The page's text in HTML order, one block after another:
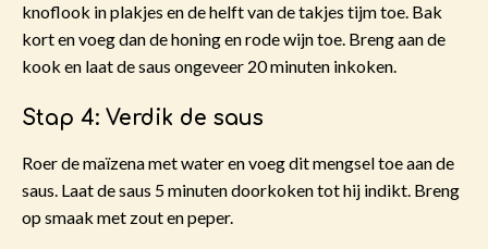
knoflook in plakjes en de helft van de takjes tijm toe. Bak
kort en voeg dan de honing en rode wijn toe. Breng aan de
kook en laat de saus ongeveer 20 minuten inkoken.
Stap 4: Verdik de saus
Roer de maïzena met water en voeg dit mengsel toe aan de
saus. Laat de saus 5 minuten doorkoken tot hij indikt. Breng
op smaak met zout en peper.